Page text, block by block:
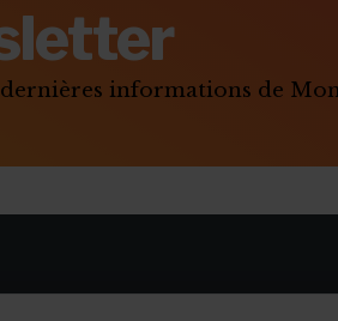
informations de